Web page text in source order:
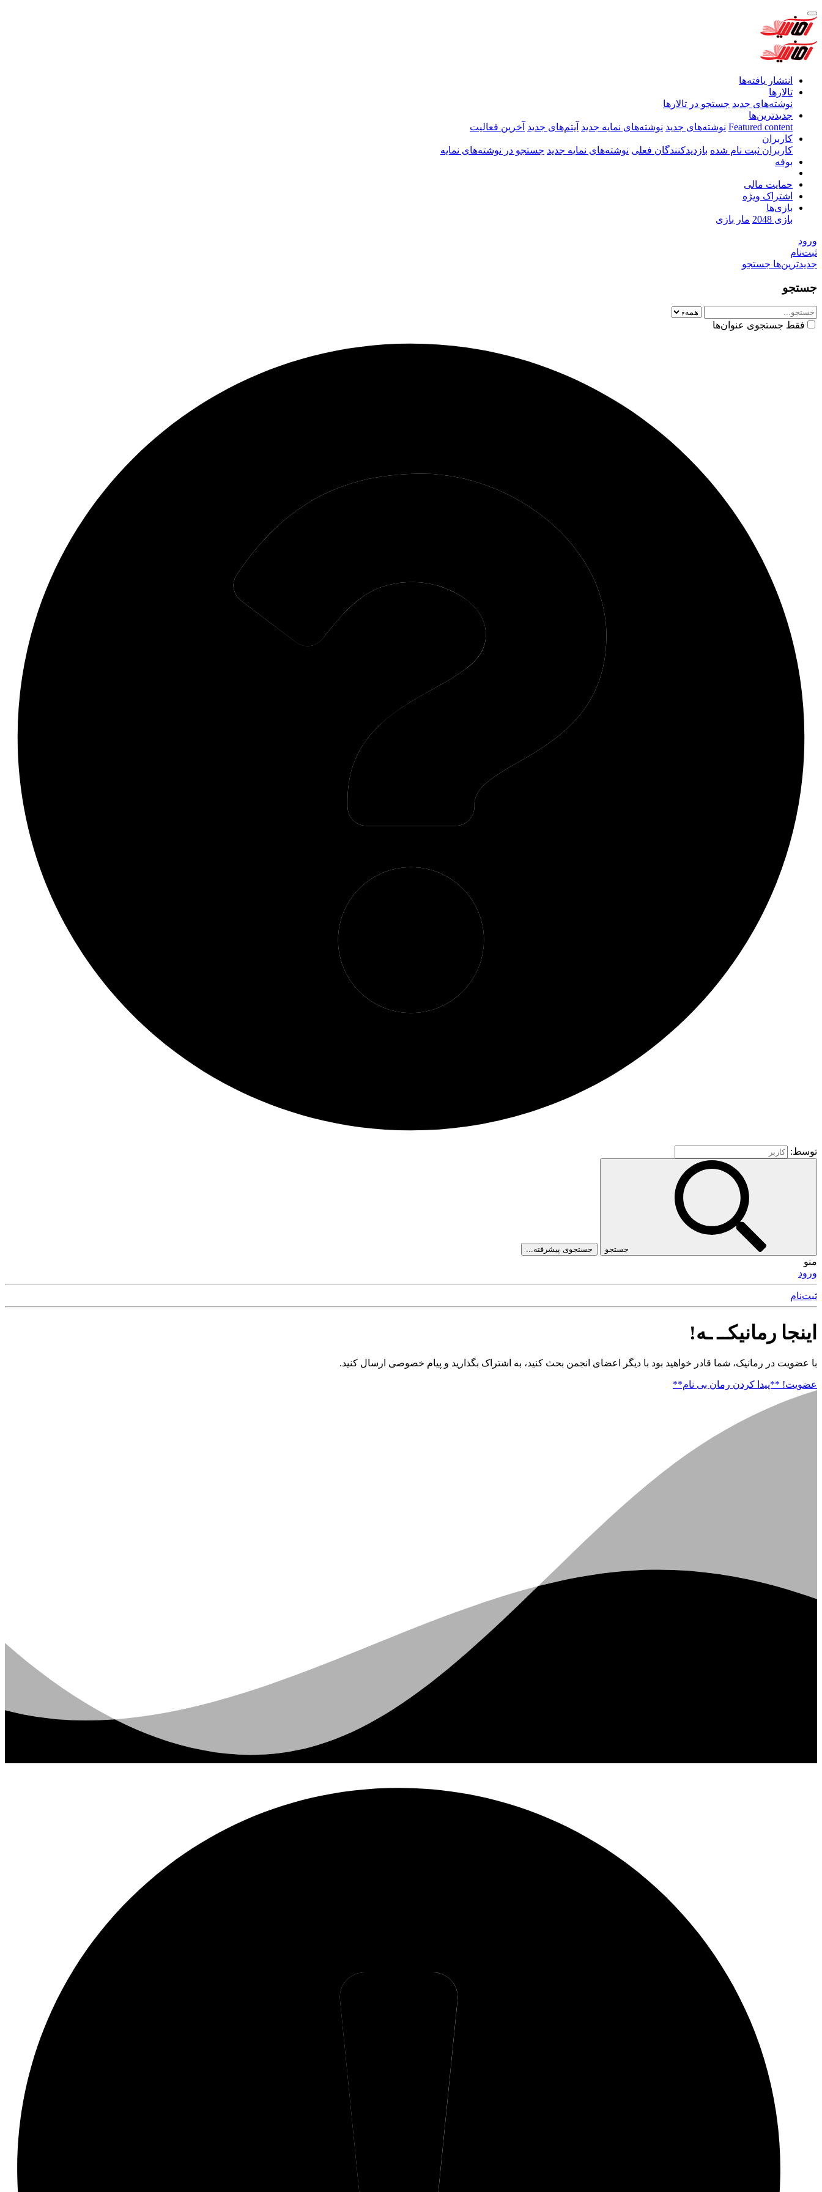
انتشار یافته‌ها
تالارها
نوشته‌های جدید جستجو در تالارها
جدیدترین‌ها
Featured content نوشته‌های جدید نوشته‌های نمایه جدید آیتم‌های جدید آخرین فعالیت
کاربران
کاربران ثبت نام شده بازدیدکنندگان فعلی نوشته‌های نمایه جدید جستجو در نوشته‌های نمایه
بوفه
حمایت مالی
اشتراک ویژه
بازی‌ها
بازی 2048
مار بازی
ورود
ثبت‌نام
جدیدترین‌ها جستجو
جستجو
فقط جستجوی عنوان‌ها
توسط:
جستجو جستجوی پیشرفته...
منو
ورود
ثبت‌نام
اینجا رمانیکــ ـه!
با عضویت در رمانیک، شما قادر خواهید بود با دیگر اعضای انجمن بحث کنید، به اشتراک بگذارید و پیام خصوصی ارسال کنید.
عضویت! **پیدا کردن رمان بی نام**